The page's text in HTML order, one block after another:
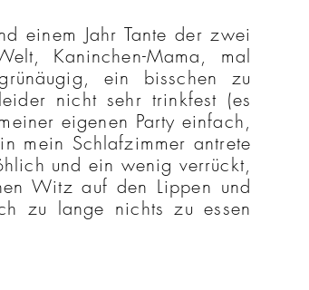
einem Jahr Tante der zwei
, Kaninchen-Mama, mal
ein bisschen zu
nicht sehr trinkfest (es
eigenen Party einfach,
in mein Schlafzimmer antrete
und ein wenig verrückt,
Witz auf den Lippen und
zu lange nichts zu essen